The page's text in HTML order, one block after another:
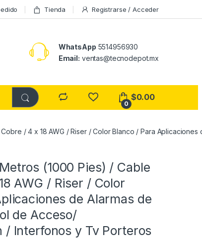
Tienda Registrarse / Acceder
WhatsApp 5514956930
Email: ventas@tecnodepot.mx
0
$0.00
/ 4 x 18 AWG / Riser / Color Blanco / Para
(1000 Pies) / Cable
AWG / Riser / Color
de Alarmas de
de Acceso/
/ Interfonos y Tv Porteros